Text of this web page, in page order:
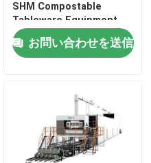
SHM Compostable
Tableware Equipment
お問い合わせを送信